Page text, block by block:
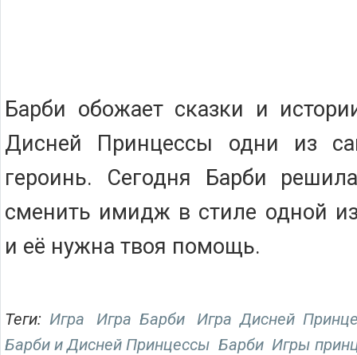
Барби обожает сказки и
Дисней Принцессы одни из
героинь. Сегодня Барби
сменить имидж в стиле одной
и её нужна твоя помощь.
Теги: Игра Игра Барби
Игра Дисней
Барби и Дисней Принцессы Барби Игры